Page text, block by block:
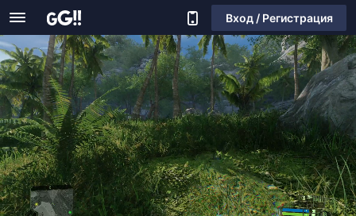
Вход / Регистрация